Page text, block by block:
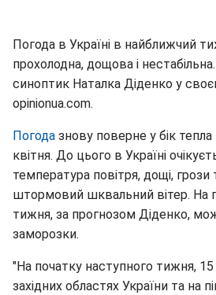
Погода в Україні в найближчий
прохолодна, дощова і
синоптик Наталка Діденко у
opinionua.com.
Погода знову поверне у бік тепла
квітня. До цього в Україні
температура повітря, дощі, грози
штормовий шквальний вітер. На
тижня, за прогнозом Діденко,
заморозки.
"На початку наступного тижня, 15
західних областях України та на